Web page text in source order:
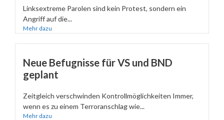
Linksextreme Parolen sind kein Protest, sondern ein
Angriff auf die...
Mehr dazu
Neue Befugnisse für VS und BND
geplant
Zeitgleich verschwinden Kontrollmöglichkeiten Immer,
wenn es zu einem Terroranschlag wie...
Mehr dazu